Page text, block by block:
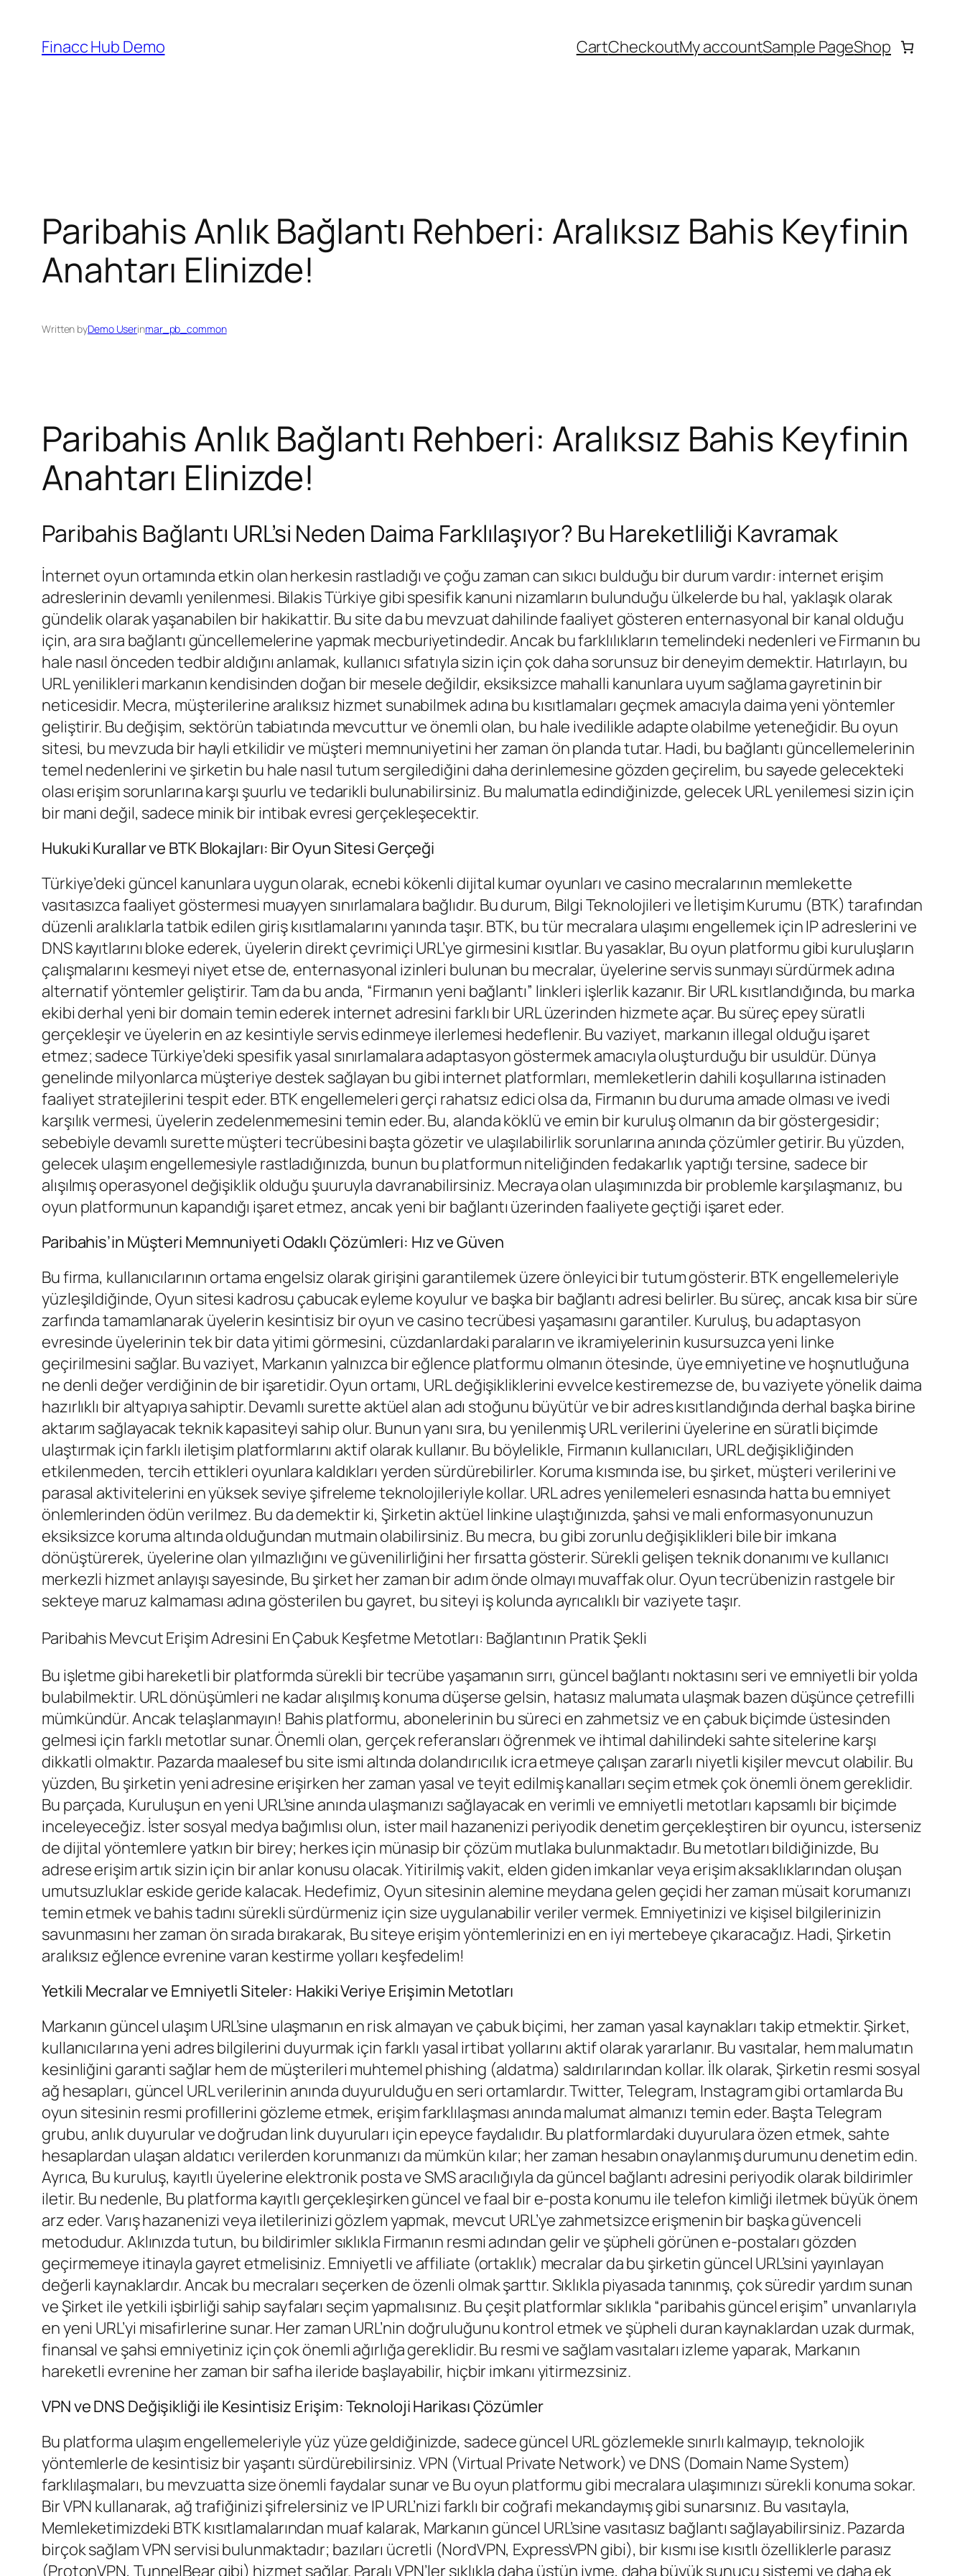
content
Finacc Hub Demo CartCheckoutMy accountSample PageShop
Paribahis Anlık Bağlantı Rehberi: Aralıksız Bahis Keyfinin
Anahtarı Elinizde!
Written byDemo Userinmar_pb_common
Paribahis Anlık Bağlantı Rehberi: Aralıksız Bahis Keyfinin
Anahtarı Elinizde!
Paribahis Bağlantı URL’si Neden Daima Farklılaşıyor? Bu Hareketliliği Kavramak
İnternet oyun ortamında etkin olan herkesin rastladığı ve çoğu zaman can sıkıcı bulduğu bir durum vardır: internet erişim
adreslerinin devamlı yenilenmesi. Bilakis Türkiye gibi spesifik kanuni nizamların bulunduğu ülkelerde bu hal, yaklaşık olarak
gündelik olarak yaşanabilen bir hakikattir. Bu site da bu mevzuat dahilinde faaliyet gösteren enternasyonal bir kanal olduğu
için, ara sıra bağlantı güncellemelerine yapmak mecburiyetindedir. Ancak bu farklılıkların temelindeki nedenleri ve Firmanın bu
hale nasıl önceden tedbir aldığını anlamak, kullanıcı sıfatıyla sizin için çok daha sorunsuz bir deneyim demektir. Hatırlayın, bu
URL yenilikleri markanın kendisinden doğan bir mesele değildir, eksiksizce mahalli kanunlara uyum sağlama gayretinin bir
neticesidir. Mecra, müşterilerine aralıksız hizmet sunabilmek adına bu kısıtlamaları geçmek amacıyla daima yeni yöntemler
geliştirir. Bu değişim, sektörün tabiatında mevcuttur ve önemli olan, bu hale ivedilikle adapte olabilme yeteneğidir. Bu oyun
sitesi, bu mevzuda bir hayli etkilidir ve müşteri memnuniyetini her zaman ön planda tutar. Hadi, bu bağlantı güncellemelerinin
temel nedenlerini ve şirketin bu hale nasıl tutum sergilediğini daha derinlemesine gözden geçirelim, bu sayede gelecekteki
olası erişim sorunlarına karşı şuurlu ve tedarikli bulunabilirsiniz. Bu malumatla edindiğinizde, gelecek URL yenilemesi sizin için
bir mani değil, sadece minik bir intibak evresi gerçekleşecektir.
Hukuki Kurallar ve BTK Blokajları: Bir Oyun Sitesi Gerçeği
Türkiye’deki güncel kanunlara uygun olarak, ecnebi kökenli dijital kumar oyunları ve casino mecralarının memlekette
vasıtasızca faaliyet göstermesi muayyen sınırlamalara bağlıdır. Bu durum, Bilgi Teknolojileri ve İletişim Kurumu (BTK) tarafından
düzenli aralıklarla tatbik edilen giriş kısıtlamalarını yanında taşır. BTK, bu tür mecralara ulaşımı engellemek için IP adreslerini ve
DNS kayıtlarını bloke ederek, üyelerin direkt çevrimiçi URL’ye girmesini kısıtlar. Bu yasaklar, Bu oyun platformu gibi kuruluşların
çalışmalarını kesmeyi niyet etse de, enternasyonal izinleri bulunan bu mecralar, üyelerine servis sunmayı sürdürmek adına
alternatif yöntemler geliştirir. Tam da bu anda, “Firmanın yeni bağlantı” linkleri işlerlik kazanır. Bir URL kısıtlandığında, bu marka
ekibi derhal yeni bir domain temin ederek internet adresini farklı bir URL üzerinden hizmete açar. Bu süreç epey süratli
gerçekleşir ve üyelerin en az kesintiyle servis edinmeye ilerlemesi hedeflenir. Bu vaziyet, markanın illegal olduğu işaret
etmez; sadece Türkiye’deki spesifik yasal sınırlamalara adaptasyon göstermek amacıyla oluşturduğu bir usuldür. Dünya
genelinde milyonlarca müşteriye destek sağlayan bu gibi internet platformları, memleketlerin dahili koşullarına istinaden
faaliyet stratejilerini tespit eder. BTK engellemeleri gerçi rahatsız edici olsa da, Firmanın bu duruma amade olması ve ivedi
karşılık vermesi, üyelerin zedelenmemesini temin eder. Bu, alanda köklü ve emin bir kuruluş olmanın da bir göstergesidir;
sebebiyle devamlı surette müşteri tecrübesini başta gözetir ve ulaşılabilirlik sorunlarına anında çözümler getirir. Bu yüzden,
gelecek ulaşım engellemesiyle rastladığınızda, bunun bu platformun niteliğinden fedakarlık yaptığı tersine, sadece bir
alışılmış operasyonel değişiklik olduğu şuuruyla davranabilirsiniz. Mecraya olan ulaşımınızda bir problemle karşılaşmanız, bu
oyun platformunun kapandığı işaret etmez, ancak yeni bir bağlantı üzerinden faaliyete geçtiği işaret eder.
Paribahis’in Müşteri Memnuniyeti Odaklı Çözümleri: Hız ve Güven
Bu firma, kullanıcılarının ortama engelsiz olarak girişini garantilemek üzere önleyici bir tutum gösterir. BTK engellemeleriyle
yüzleşildiğinde, Oyun sitesi kadrosu çabucak eyleme koyulur ve başka bir bağlantı adresi belirler. Bu süreç, ancak kısa bir süre
zarfında tamamlanarak üyelerin kesintisiz bir oyun ve casino tecrübesi yaşamasını garantiler. Kuruluş, bu adaptasyon
evresinde üyelerinin tek bir data yitimi görmesini, cüzdanlardaki paraların ve ikramiyelerinin kusursuzca yeni linke
geçirilmesini sağlar. Bu vaziyet, Markanın yalnızca bir eğlence platformu olmanın ötesinde, üye emniyetine ve hoşnutluğuna
ne denli değer verdiğinin de bir işaretidir. Oyun ortamı, URL değişikliklerini evvelce kestiremezse de, bu vaziyete yönelik daima
hazırlıklı bir altyapıya sahiptir. Devamlı surette aktüel alan adı stoğunu büyütür ve bir adres kısıtlandığında derhal başka birine
aktarım sağlayacak teknik kapasiteyi sahip olur. Bunun yanı sıra, bu yenilenmiş URL verilerini üyelerine en süratli biçimde
ulaştırmak için farklı iletişim platformlarını aktif olarak kullanır. Bu böylelikle, Firmanın kullanıcıları, URL değişikliğinden
etkilenmeden, tercih ettikleri oyunlara kaldıkları yerden sürdürebilirler. Koruma kısmında ise, bu şirket, müşteri verilerini ve
parasal aktivitelerini en yüksek seviye şifreleme teknolojileriyle kollar. URL adres yenilemeleri esnasında hatta bu emniyet
önlemlerinden ödün verilmez. Bu da demektir ki, Şirketin aktüel linkine ulaştığınızda, şahsi ve mali enformasyonunuzun
eksiksizce koruma altında olduğundan mutmain olabilirsiniz. Bu mecra, bu gibi zorunlu değişiklikleri bile bir imkana
dönüştürerek, üyelerine olan yılmazlığını ve güvenilirliğini her fırsatta gösterir. Sürekli gelişen teknik donanımı ve kullanıcı
merkezli hizmet anlayışı sayesinde, Bu şirket her zaman bir adım önde olmayı muvaffak olur. Oyun tecrübenizin rastgele bir
sekteye maruz kalmaması adına gösterilen bu gayret, bu siteyi iş kolunda ayrıcalıklı bir vaziyete taşır.
Paribahis Mevcut Erişim Adresini En Çabuk Keşfetme Metotları: Bağlantının Pratik Şekli
Bu işletme gibi hareketli bir platformda sürekli bir tecrübe yaşamanın sırrı, güncel bağlantı noktasını seri ve emniyetli bir yolda
bulabilmektir. URL dönüşümleri ne kadar alışılmış konuma düşerse gelsin, hatasız malumata ulaşmak bazen düşünce çetrefilli
mümkündür. Ancak telaşlanmayın! Bahis platformu, abonelerinin bu süreci en zahmetsiz ve en çabuk biçimde üstesinden
gelmesi için farklı metotlar sunar. Önemli olan, gerçek referansları öğrenmek ve ihtimal dahilindeki sahte sitelerine karşı
dikkatli olmaktır. Pazarda maalesef bu site ismi altında dolandırıcılık icra etmeye çalışan zararlı niyetli kişiler mevcut olabilir. Bu
yüzden, Bu şirketin yeni adresine erişirken her zaman yasal ve teyit edilmiş kanalları seçim etmek çok önemli önem gereklidir.
Bu parçada, Kuruluşun en yeni URL’sine anında ulaşmanızı sağlayacak en verimli ve emniyetli metotları kapsamlı bir biçimde
inceleyeceğiz. İster sosyal medya bağımlısı olun, ister mail hazanenizi periyodik denetim gerçekleştiren bir oyuncu, isterseniz
de dijital yöntemlere yatkın bir birey; herkes için münasip bir çözüm mutlaka bulunmaktadır. Bu metotları bildiğinizde, Bu
adrese erişim artık sizin için bir anlar konusu olacak. Yitirilmiş vakit, elden giden imkanlar veya erişim aksaklıklarından oluşan
umutsuzluklar eskide geride kalacak. Hedefimiz, Oyun sitesinin alemine meydana gelen geçidi her zaman müsait korumanızı
temin etmek ve bahis tadını sürekli sürdürmeniz için size uygulanabilir veriler vermek. Emniyetinizi ve kişisel bilgilerinizin
savunmasını her zaman ön sırada bırakarak, Bu siteye erişim yöntemlerinizi en en iyi mertebeye çıkaracağız. Hadi, Şirketin
aralıksız eğlence evrenine varan kestirme yolları keşfedelim!
Yetkili Mecralar ve Emniyetli Siteler: Hakiki Veriye Erişimin Metotları
Markanın güncel ulaşım URL’sine ulaşmanın en risk almayan ve çabuk biçimi, her zaman yasal kaynakları takip etmektir. Şirket,
kullanıcılarına yeni adres bilgilerini duyurmak için farklı yasal irtibat yollarını aktif olarak yararlanır. Bu vasıtalar, hem malumatın
kesinliğini garanti sağlar hem de müşterileri muhtemel phishing (aldatma) saldırılarından kollar. İlk olarak, Şirketin resmi sosyal
ağ hesapları, güncel URL verilerinin anında duyurulduğu en seri ortamlardır. Twitter, Telegram, Instagram gibi ortamlarda Bu
oyun sitesinin resmi profillerini gözleme etmek, erişim farklılaşması anında malumat almanızı temin eder. Başta Telegram
grubu, anlık duyurular ve doğrudan link duyuruları için epeyce faydalıdır. Bu platformlardaki duyurulara özen etmek, sahte
hesaplardan ulaşan aldatıcı verilerden korunmanızı da mümkün kılar; her zaman hesabın onaylanmış durumunu denetim edin.
Ayrıca, Bu kuruluş, kayıtlı üyelerine elektronik posta ve SMS aracılığıyla da güncel bağlantı adresini periyodik olarak bildirimler
iletir. Bu nedenle, Bu platforma kayıtlı gerçekleşirken güncel ve faal bir e-posta konumu ile telefon kimliği iletmek büyük önem
arz eder. Varış hazanenizi veya iletilerinizi gözlem yapmak, mevcut URL’ye zahmetsizce erişmenin bir başka güvenceli
metodudur. Aklınızda tutun, bu bildirimler sıklıkla Firmanın resmi adından gelir ve şüpheli görünen e-postaları gözden
geçirmemeye itinayla gayret etmelisiniz. Emniyetli ve affiliate (ortaklık) mecralar da bu şirketin güncel URL’sini yayınlayan
değerli kaynaklardır. Ancak bu mecraları seçerken de özenli olmak şarttır. Sıklıkla piyasada tanınmış, çok süredir yardım sunan
ve Şirket ile yetkili işbirliği sahip sayfaları seçim yapmalısınız. Bu çeşit platformlar sıklıkla “paribahis güncel erişim” unvanlarıyla
en yeni URL’yi misafirlerine sunar. Her zaman URL’nin doğruluğunu kontrol etmek ve şüpheli duran kaynaklardan uzak durmak,
finansal ve şahsi emniyetiniz için çok önemli ağırlığa gereklidir. Bu resmi ve sağlam vasıtaları izleme yaparak, Markanın
hareketli evrenine her zaman bir safha ileride başlayabilir, hiçbir imkanı yitirmezsiniz.
VPN ve DNS Değişikliği ile Kesintisiz Erişim: Teknoloji Harikası Çözümler
Bu platforma ulaşım engellemeleriyle yüz yüze geldiğinizde, sadece güncel URL gözlemekle sınırlı kalmayıp, teknolojik
yöntemlerle de kesintisiz bir yaşantı sürdürebilirsiniz. VPN (Virtual Private Network) ve DNS (Domain Name System)
farklılaşmaları, bu mevzuatta size önemli faydalar sunar ve Bu oyun platformu gibi mecralara ulaşımınızı sürekli konuma sokar.
Bir VPN kullanarak, ağ trafiğinizi şifrelersiniz ve IP URL’nizi farklı bir coğrafi mekandaymış gibi sunarsınız. Bu vasıtayla,
Memleketimizdeki BTK kısıtlamalarından muaf kalarak, Markanın güncel URL’sine vasıtasız bağlantı sağlayabilirsiniz. Pazarda
birçok sağlam VPN servisi bulunmaktadır; bazıları ücretli (NordVPN, ExpressVPN gibi), bir kısmı ise kısıtlı özelliklerle parasız
(ProtonVPN, TunnelBear gibi) hizmet sağlar. Paralı VPN’ler sıklıkla daha üstün ivme, daha büyük sunucu sistemi ve daha ek